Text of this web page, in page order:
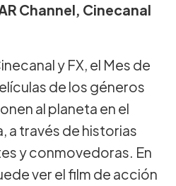
Channel, Cinecanal
y FX, el Mes de
de los géneros
al planeta en el
a través de historias
y conmovedoras. En
ver el film de acción